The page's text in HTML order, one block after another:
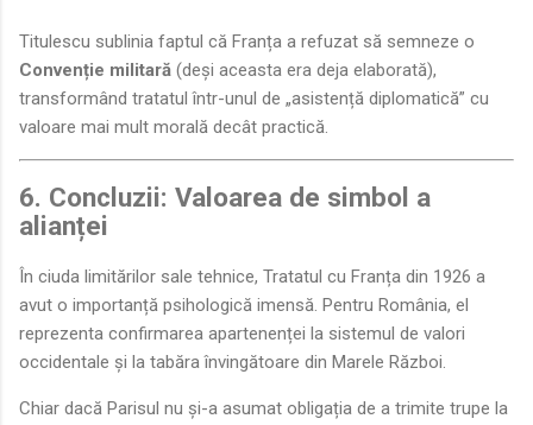
Titulescu sublinia faptul că Franța a refuzat să semneze o
Convenție militară (deși aceasta era deja elaborată),
transformând tratatul într-unul de „asistență diplomatică” cu
valoare mai mult morală decât practică.
6. Concluzii: Valoarea de simbol a
alianței
În ciuda limitărilor sale tehnice, Tratatul cu Franța din 1926 a
avut o importanță psihologică imensă. Pentru România, el
reprezenta confirmarea apartenenței la sistemul de valori
occidentale și la tabăra învingătoare din Marele Război.
Chiar dacă Parisul nu și-a asumat obligația de a trimite trupe la